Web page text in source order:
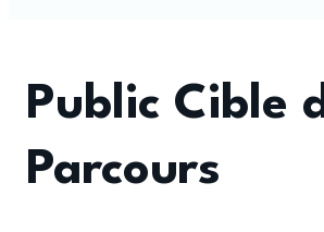
Public Cible
Parcours